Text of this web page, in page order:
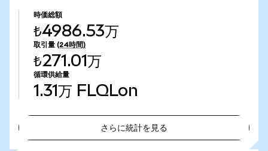
時価総額
₺4986.53万
取引量 (24時間)
₺271.01万
循環供給量
1.31万 FLQLon
さらに統計を見る